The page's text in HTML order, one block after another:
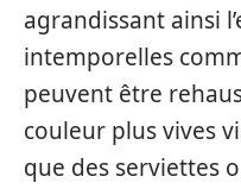
agrandissant ainsi
intemporelles
peuvent être
couleur plus vives
que des serviettes